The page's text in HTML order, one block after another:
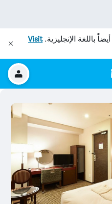
باللغة الإنجليزية.Visit